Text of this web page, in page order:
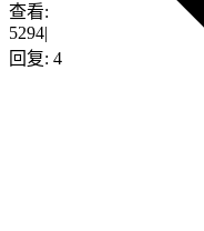
查看:
5294|
回复: 4